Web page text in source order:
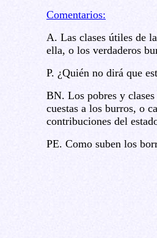
Comentarios:
A. Las clases útiles de
ella, o los verdaderos
P. ¿Quién no dirá que
BN. Los pobres y
cuestas a los burros, o
contribuciones del
PE. Como suben los